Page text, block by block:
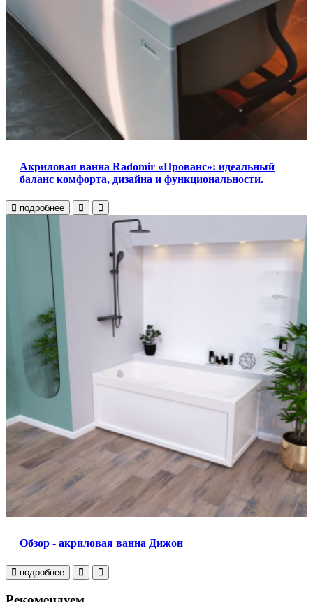
Акриловая ванна Radomir «Прованс»: идеальный
баланс комфорта, дизайна и функциональности.
подробнее
Обзор - акриловая ванна Дижон
подробнее